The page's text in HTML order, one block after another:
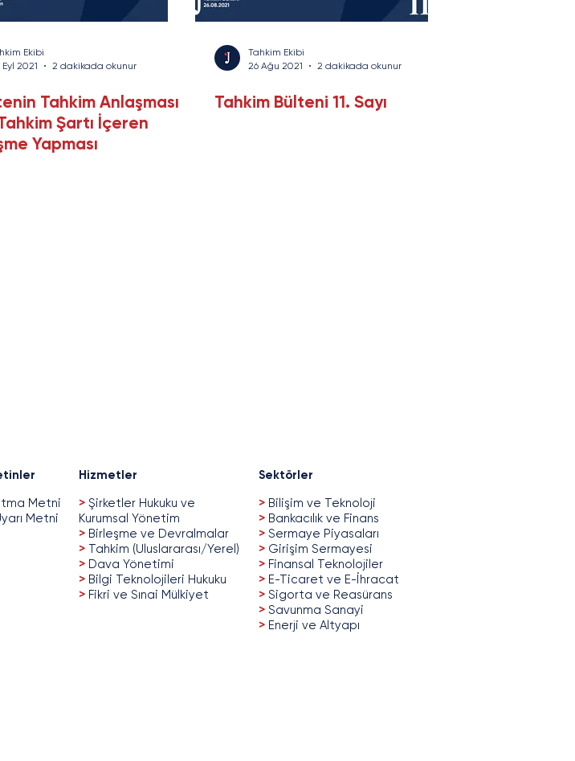
Ekibi
2021
2 dakikada okunur
Tahkim Anlaşması
Şartı İçeren
Yapması
Tahkim Ekibi
26 Ağu 2021
2 dakikada okunur
Tahkim Bülteni 11. Sayı
Metni
Metni
Hizmetler
> Şirketler Hukuku ve
Kurumsal Yönetim
> Birleşme ve Devralmalar
> Tahkim (Uluslararası/Yerel)
> Dava Yönetimi
> Bilgi Teknolojileri Hukuku
> Fikri ve Sınai Mülkiyet
Sektörler
> Bilişim ve Teknoloji
> Bankacılık ve Finans
> Sermaye Piyasaları
> Girişim Sermayesi
> Finansal Teknolojiler
> E-Ticaret ve E-İhracat
> Sigorta ve Reasürans
> Savunma Sanayi
> Enerji ve Altyapı